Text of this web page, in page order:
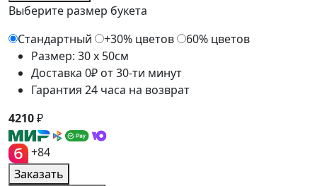
Выберите размер букета
Стандартный
+30% цветов
60% цветов
Размер: 30 x 50см
Доставка 0₽ от 30-ти минут
Гарантия 24 часа на возврат
4210₽
+84
Заказать